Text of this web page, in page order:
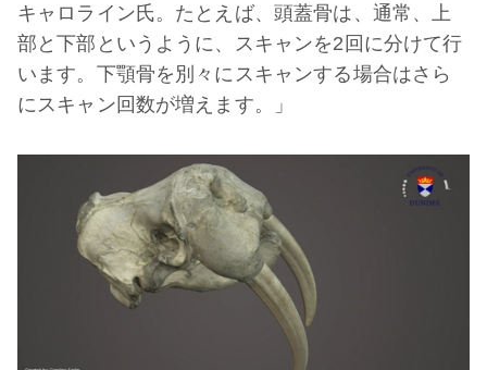
キャロライン氏。たとえば、頭蓋骨は、通常、上
部と下部というように、スキャンを2回に分けて行
います。下顎骨を別々にスキャンする場合はさら
にスキャン回数が増えます。」